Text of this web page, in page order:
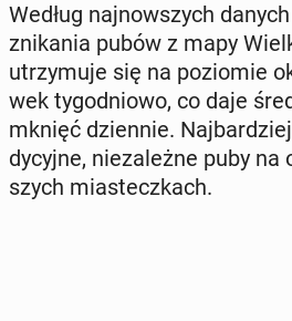
Według naj­now­szych
zni­ka­nia pubów z mapy
utrzy­mu­je się na po­zio­mie
wek ty­go­dnio­wo, co daje
mknięć dzien­nie.
dy­cyj­ne, nie­za­leż­ne puby
szych mia­stecz­kach.